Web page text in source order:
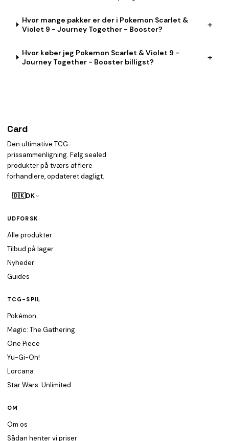
Hvor mange pakker er der i Pokemon Scarlet &
Violet 9 - Journey Together - Booster?
+
Hvor køber jeg Pokemon Scarlet & Violet 9 -
Journey Together - Booster billigst?
+
Card
Den ultimative TCG-
prissammenligning. Følg sealed
produkter på tværs af flere
forhandlere, opdateret dagligt.
🇩🇰DK
UDFORSK
Alle produkter
Tilbud på lager
Nyheder
Guides
TCG-SPIL
Pokémon
Magic: The Gathering
One Piece
Yu-Gi-Oh!
Lorcana
Star Wars: Unlimited
OM
Om os
Sådan henter vi priser